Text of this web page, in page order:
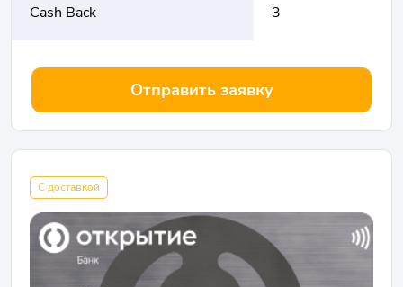
Cash Back 3
Отправить заявку
С доставкой